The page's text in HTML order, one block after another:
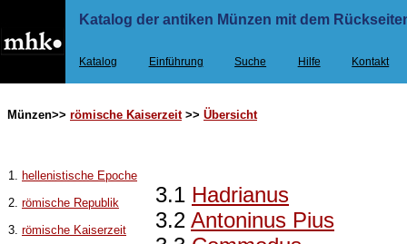
Katalog der antiken Münzen mit dem
Katalog Einführung Suche Hilfe Kontakt
Münzen>> römische Kaiserzeit>> Übersicht
1.
hellenistische Epoche
2. römische Republik
3. römische Kaiserzeit
3.1 Hadrianus
3.2 Antoninus Pius